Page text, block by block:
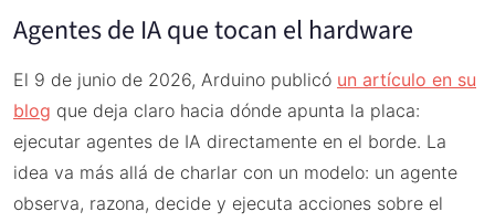
Agentes de IA que tocan el hardware
El 9 de junio de 2026, Arduino publicó un artículo en su
blog que deja claro hacia dónde apunta la placa:
ejecutar agentes de IA directamente en el borde. La
idea va más allá de charlar con un modelo: un agente
observa, razona, decide y ejecuta acciones sobre el